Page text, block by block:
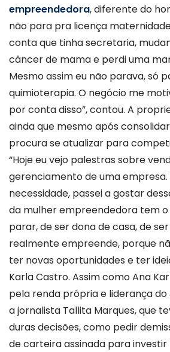
empreendedora, diferente do
não para pra licença
conta que tinha secretaria,
câncer de mama e perdi uma
Mesmo assim eu não parava, só
quimioterapia. O negócio me
por conta disso”, contou. A
ainda que mesmo após
procura se atualizar para
“Hoje eu vejo palestras sobre
gerenciamento de uma empresa.
necessidade, passei a gostar
da mulher empreendedora tem
parar, de ser dona de casa, de
realmente empreende, porque
ter novas oportunidades e ter
Karla Castro. Assim como Ana
pela renda própria e liderança
a jornalista Tallita Marques, que
duras decisões, como pedir
de carteira assinada para investir